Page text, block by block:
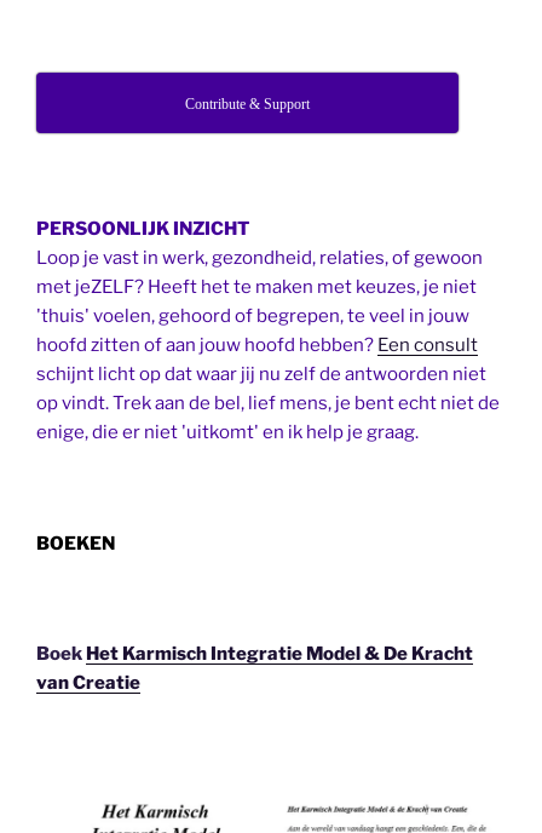
Contribute & Support
PERSOONLIJK INZICHT
Loop je vast in werk, gezondheid, relaties, of gewoon
met jeZELF? Heeft het te maken met keuzes, je niet
'thuis' voelen, gehoord of begrepen, te veel in jouw
hoofd zitten of aan jouw hoofd hebben? Een consult
schijnt licht op dat waar jij nu zelf de antwoorden niet
op vindt. Trek aan de bel, lief mens, je bent echt niet de
enige, die er niet 'uitkomt' en ik help je graag.
BOEKEN
Boek Het Karmisch Integratie Model & De Kracht
van Creatie